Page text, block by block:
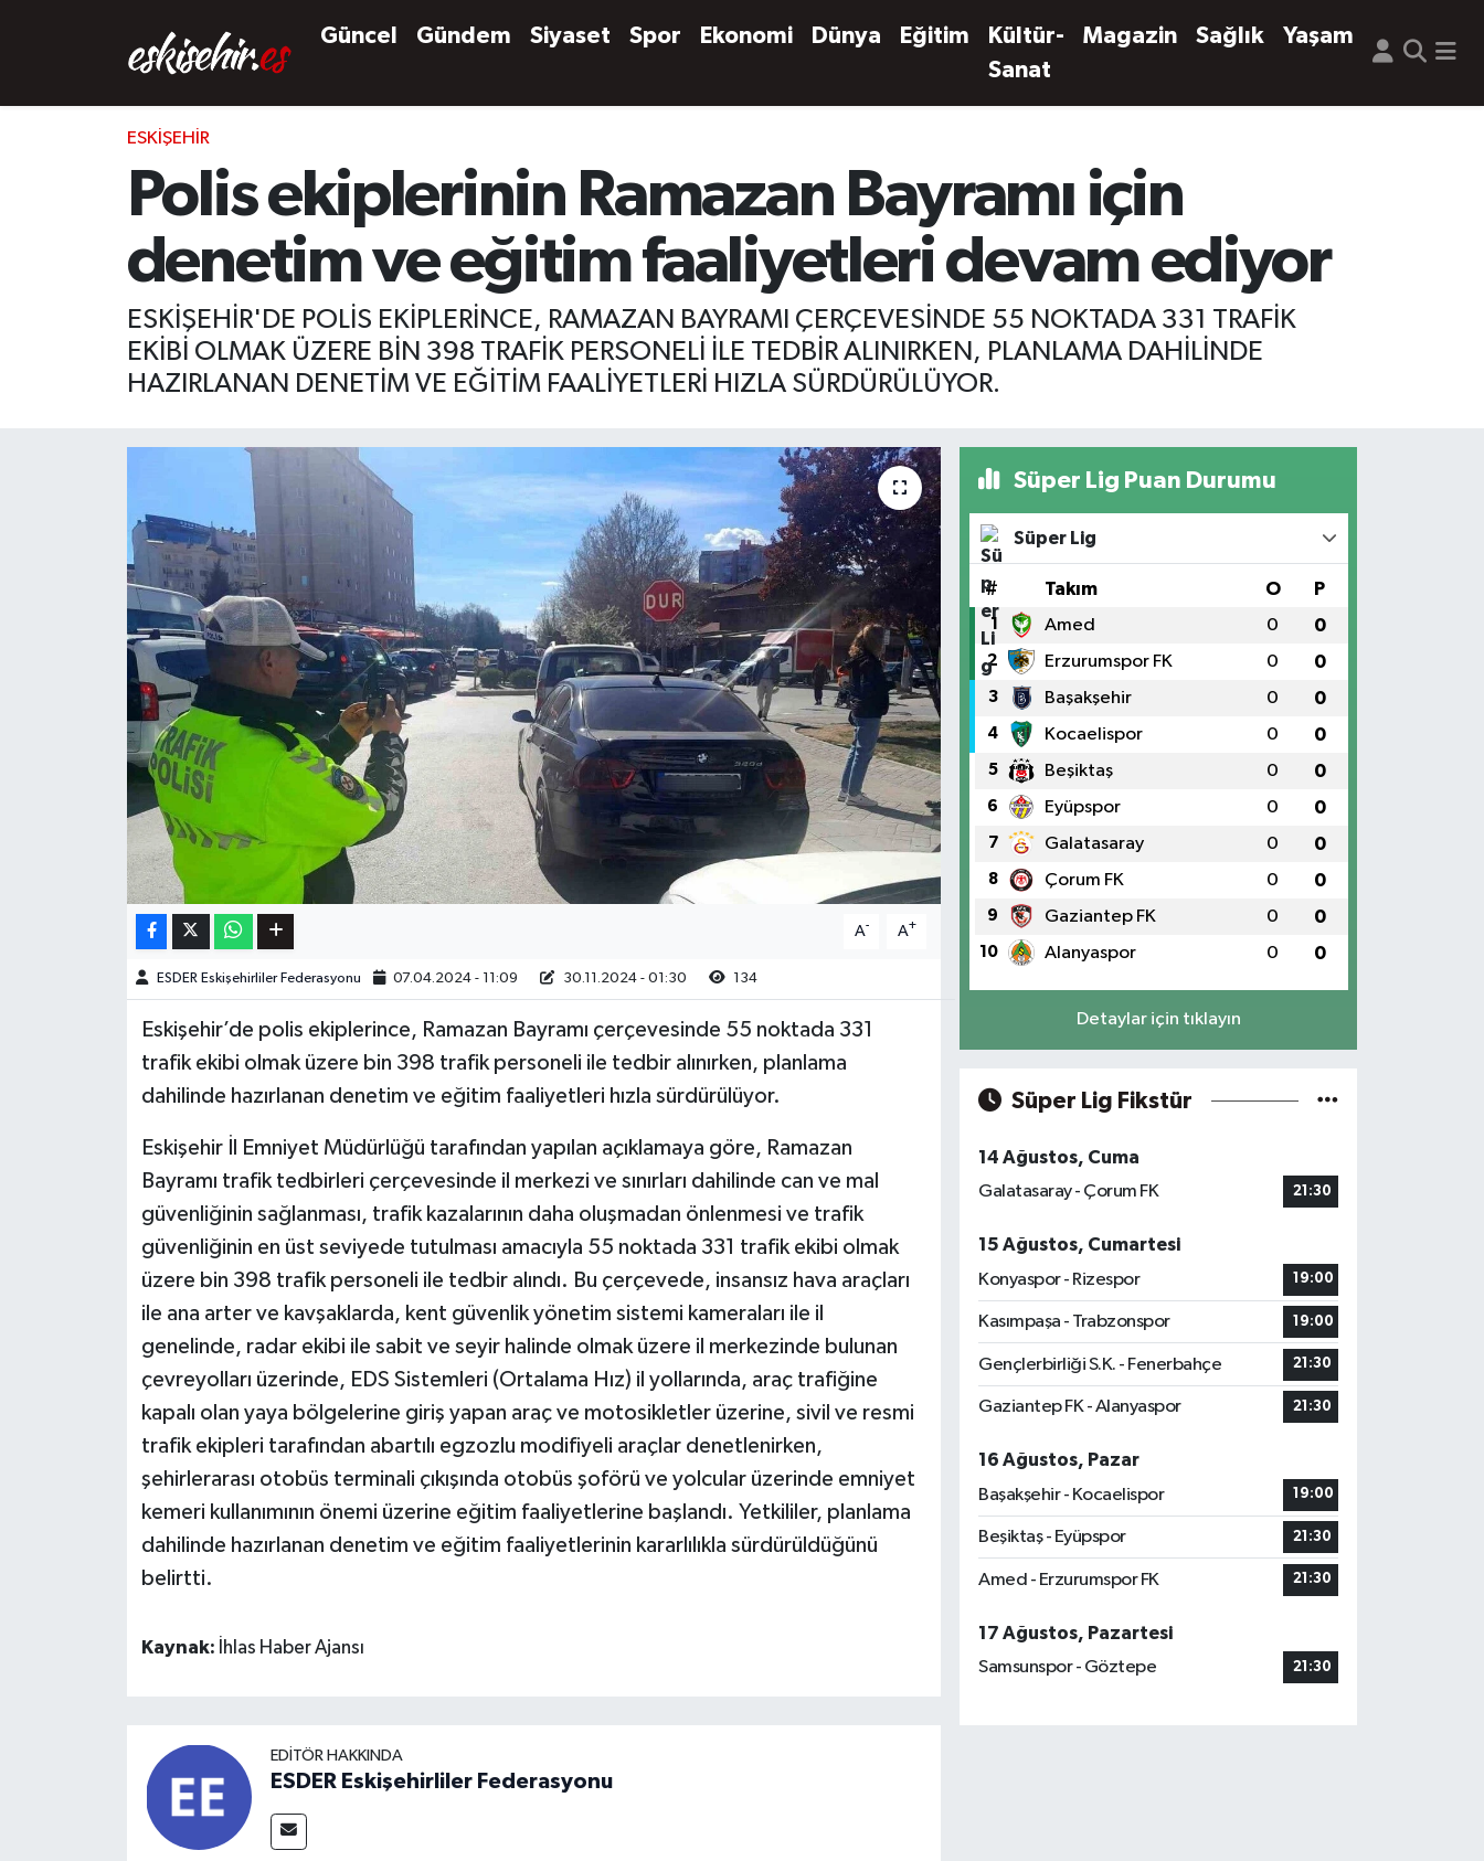
Güncel Gündem Siyaset Spor Ekonomi Dünya Eğitim
Kültür-
Sanat
Magazin Sağlık Yaşam
ESKIŞEHIR
Polis ekiplerinin Ramazan Bayramı için
denetim ve eğitim faaliyetleri devam ediyor
ESKİŞEHİR'DE POLİS EKİPLERİNCE, RAMAZAN BAYRAMI ÇERÇEVESİNDE 55 NOKTADA 331 TRAFİK
EKİBİ OLMAK ÜZERE BİN 398 TRAFİK PERSONELİ İLE TEDBİR ALINIRKEN, PLANLAMA DAHİLİNDE
HAZIRLANAN DENETİM VE EĞİTİM FAALİYETLERİ HIZLA SÜRDÜRÜLÜYOR.
A- A+
ESDER Eskişehirliler Federasyonu 07.04.2024 - 11:09 30.11.2024 - 01:30 134
Eskişehir’de polis ekiplerince, Ramazan Bayramı çerçevesinde 55 noktada 331
trafik ekibi olmak üzere bin 398 trafik personeli ile tedbir alınırken, planlama
dahilinde hazırlanan denetim ve eğitim faaliyetleri hızla sürdürülüyor.
Eskişehir İl Emniyet Müdürlüğü tarafından yapılan açıklamaya göre, Ramazan
Bayramı trafik tedbirleri çerçevesinde il merkezi ve sınırları dahilinde can ve mal
güvenliğinin sağlanması, trafik kazalarının daha oluşmadan önlenmesi ve trafik
güvenliğinin en üst seviyede tutulması amacıyla 55 noktada 331 trafik ekibi olmak
üzere bin 398 trafik personeli ile tedbir alındı. Bu çerçevede, insansız hava araçları
ile ana arter ve kavşaklarda, kent güvenlik yönetim sistemi kameraları ile il
genelinde, radar ekibi ile sabit ve seyir halinde olmak üzere il merkezinde bulunan
çevreyolları üzerinde, EDS Sistemleri (Ortalama Hız) il yollarında, araç trafiğine
kapalı olan yaya bölgelerine giriş yapan araç ve motosikletler üzerine, sivil ve resmi
trafik ekipleri tarafından abartılı egzozlu modifiyeli araçlar denetlenirken,
şehirlerarası otobüs terminali çıkışında otobüs şoförü ve yolcular üzerinde emniyet
kemeri kullanımının önemi üzerine eğitim faaliyetlerine başlandı. Yetkililer, planlama
dahilinde hazırlanan denetim ve eğitim faaliyetlerinin kararlılıkla sürdürüldüğünü
belirtti.
Kaynak: İhlas Haber Ajansı
EDITÖR HAKKINDA
ESDER Eskişehirliler Federasyonu
Süper Lig Puan Durumu
Süper Lig
# Takım O P
1 Amed 0 0
2 Erzurumspor FK 0 0
3 Başakşehir 0 0
4 Kocaelispor 0 0
5 Beşiktaş 0 0
6 Eyüpspor 0 0
7 Galatasaray 0 0
8 Çorum FK 0 0
9 Gaziantep FK 0 0
10 Alanyaspor 0 0
Detaylar için tıklayın
Süper Lig Fikstür
14 Ağustos, Cuma
Galatasaray - Çorum FK
21:30
15 Ağustos, Cumartesi
Konyaspor - Rizespor
19:00
Kasımpaşa - Trabzonspor 19:00
Gençlerbirliği S.K. - Fenerbahçe 21:30
Gaziantep FK - Alanyaspor 21:30
16 Ağustos, Pazar
Başakşehir - Kocaelispor
19:00
Beşiktaş - Eyüpspor 21:30
Amed - Erzurumspor FK 21:30
17 Ağustos, Pazartesi
Samsunspor - Göztepe
21:30